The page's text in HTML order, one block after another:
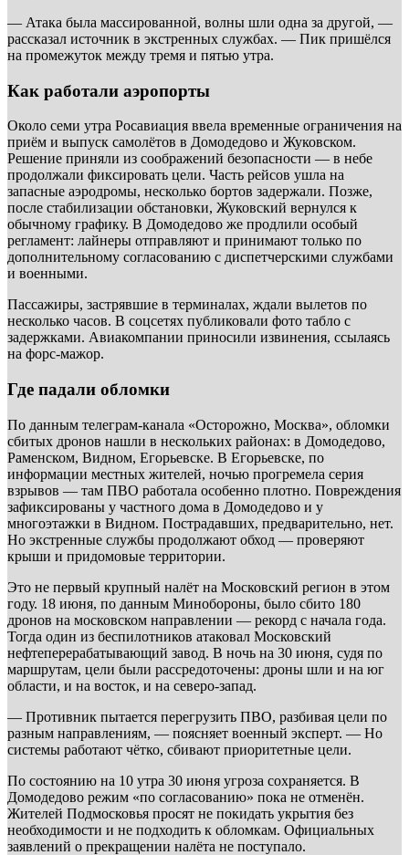
— Атака была массированной, волны шли одна за другой, —
рассказал источник в экстренных службах. — Пик пришёлся
на промежуток между тремя и пятью утра.
Как работали аэропорты
Около семи утра Росавиация ввела временные ограничения на
приём и выпуск самолётов в Домодедово и Жуковском.
Решение приняли из соображений безопасности — в небе
продолжали фиксировать цели. Часть рейсов ушла на
запасные аэродромы, несколько бортов задержали. Позже,
после стабилизации обстановки, Жуковский вернулся к
обычному графику. В Домодедово же продлили особый
регламент: лайнеры отправляют и принимают только по
дополнительному согласованию с диспетчерскими службами
и военными.
Пассажиры, застрявшие в терминалах, ждали вылетов по
несколько часов. В соцсетях публиковали фото табло с
задержками. Авиакомпании приносили извинения, ссылаясь
на форс-мажор.
Где падали обломки
По данным телеграм-канала «Осторожно, Москва», обломки
сбитых дронов нашли в нескольких районах: в Домодедово,
Раменском, Видном, Егорьевске. В Егорьевске, по
информации местных жителей, ночью прогремела серия
взрывов — там ПВО работала особенно плотно. Повреждения
зафиксированы у частного дома в Домодедово и у
многоэтажки в Видном. Пострадавших, предварительно, нет.
Но экстренные службы продолжают обход — проверяют
крыши и придомовые территории.
Это не первый крупный налёт на Московский регион в этом
году. 18 июня, по данным Минобороны, было сбито 180
дронов на московском направлении — рекорд с начала года.
Тогда один из беспилотников атаковал Московский
нефтеперерабатывающий завод. В ночь на 30 июня, судя по
маршрутам, цели были рассредоточены: дроны шли и на юг
области, и на восток, и на северо-запад.
— Противник пытается перегрузить ПВО, разбивая цели по
разным направлениям, — поясняет военный эксперт. — Но
системы работают чётко, сбивают приоритетные цели.
По состоянию на 10 утра 30 июня угроза сохраняется. В
Домодедово режим «по согласованию» пока не отменён.
Жителей Подмосковья просят не покидать укрытия без
необходимости и не подходить к обломкам. Официальных
заявлений о прекращении налёта не поступало.